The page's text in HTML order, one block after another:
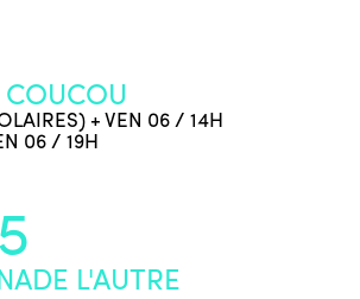
+ VEN 06 / 14H
06 / 19H
L'AUTRE